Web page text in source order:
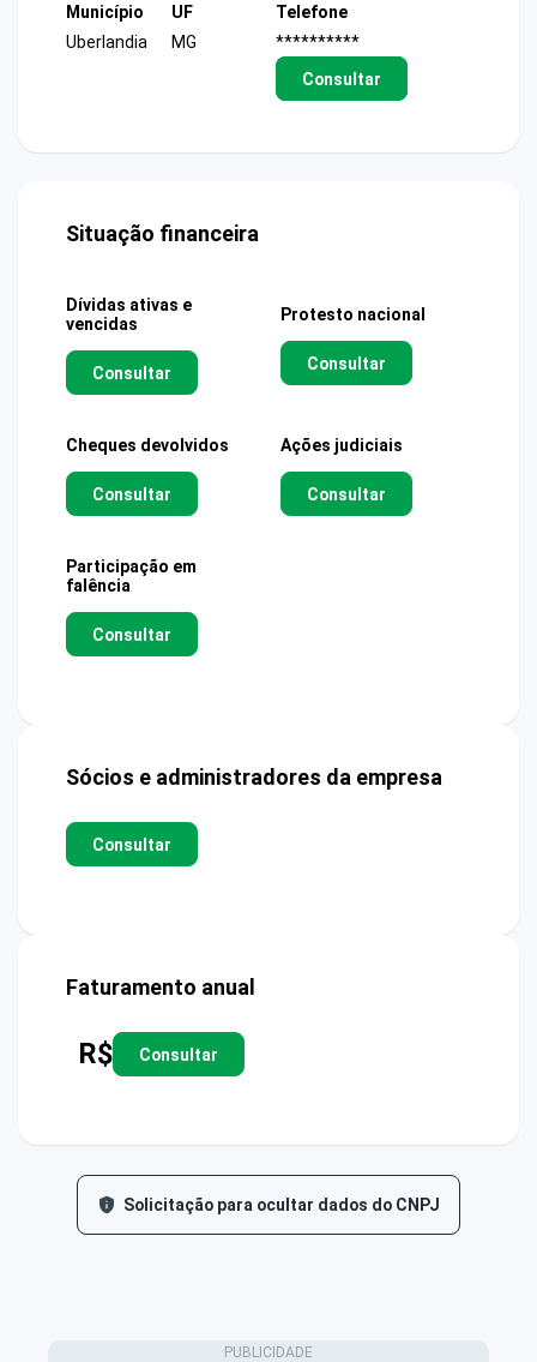
Município
Uberlandia
UF
MG
Telefone
**********
Consultar
Situação financeira
Dívidas ativas e
vencidas
Consultar
Protesto nacional
Consultar
Cheques devolvidos
Consultar
Ações judiciais
Consultar
Participação em
falência
Consultar
Sócios e administradores da empresa
Consultar
Faturamento anual
R$ Consultar
Solicitação para ocultar dados do CNPJ